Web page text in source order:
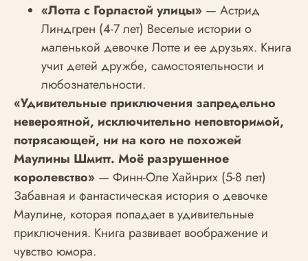
«Лотта с Горластой улицы» — Астрид
Линдгрен (4-7 лет) Веселые истории о
маленькой девочке Лотте и ее друзьях. Книга
учит детей дружбе, самостоятельности и
любознательности.
«Удивительные приключения запредельно
невероятной, исключительно неповторимой,
потрясающей, ни на кого не похожей
Маулины Шмитт. Моё разрушенное
королевство» — Финн-Оле Хайнрих (5-8 лет)
Забавная и фантастическая история о девочке
Маулине, которая попадает в удивительные
приключения. Книга развивает воображение и
чувство юмора.